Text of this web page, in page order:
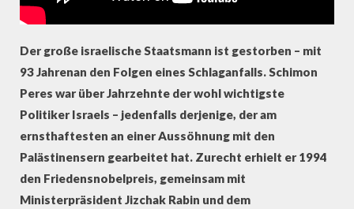
Der große israelische Staatsmann ist gestorben – mit
93 Jahrenan den Folgen eines Schlaganfalls. Schimon
Peres war über Jahrzehnte der wohl wichtigste
Politiker Israels – jedenfalls derjenige, der am
ernsthaftesten an einer Aussöhnung mit den
Palästinensern gearbeitet hat. Zurecht erhielt er 1994
den Friedensnobelpreis, gemeinsam mit
Ministerpräsident Jizchak Rabin und dem